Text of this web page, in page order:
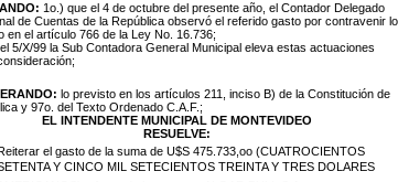
1o.) que el 4 de octubre del presente año, el Contador Delegado
de Cuentas de la República observó el referido gasto por contravenir lo
en el artículo 766 de la Ley No. 16.736;
5/X/99 la Sub Contadora General Municipal eleva estas actuaciones
lo previsto en los artículos 211, inciso B) de la Constitución de
y 97o. del Texto Ordenado C.A.F.;
EL INTENDENTE MUNICIPAL DE MONTEVIDEO
RESUELVE:
el gasto de la suma de U$S 475.733,oo (CUATROCIENTOS
Y CINCO MIL SETECIENTOS TREINTA Y TRES DOLARES